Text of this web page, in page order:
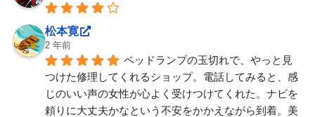
松本寛
2 年前
ベッドランプの玉切れで、やっと見
つけた修理してくれるショップ。電話してみると、感
じのいい声の女性が心よく受けつけてくれた。ナビを
頼りに大丈夫かなという不安をかかえながら到着。美